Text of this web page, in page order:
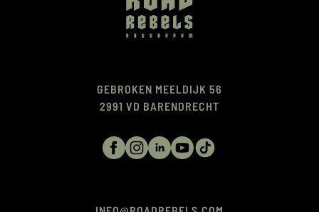
GEBROKEN MEELDIJK 56
2991 VD BARENDRECHT